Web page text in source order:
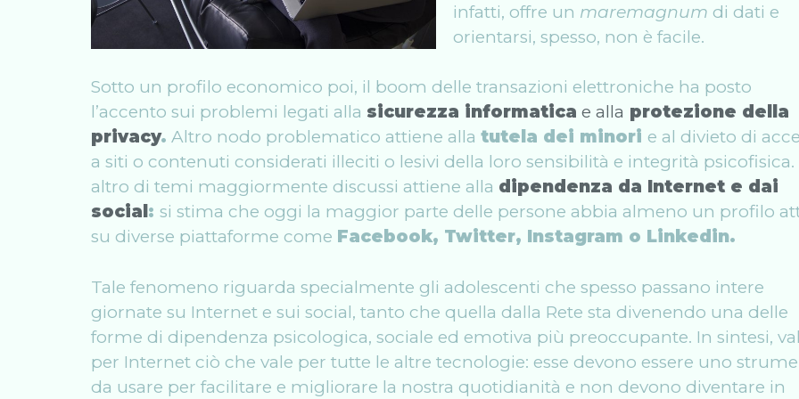
infatti, offre un maremagnum di dati e
orientarsi, spesso, non è facile.
Sotto un profilo economico poi, il boom delle transazioni elettroniche ha posto
l’accento sui problemi legati alla sicurezza informatica e alla protezione della
privacy. Altro nodo problematico attiene alla tutela dei minori e al divieto di
a siti o contenuti considerati illeciti o lesivi della loro sensibilità e integrità psicofisica.
altro di temi maggiormente discussi attiene alla dipendenza da Internet e dai
social : si stima che oggi la maggior parte delle persone abbia almeno un profilo
su diverse piattaforme come Facebook, Twitter, Instagram o Linkedin.
Tale fenomeno riguarda specialmente gli adolescenti che spesso passano intere
giornate su Internet e sui social, tanto che quella dalla Rete sta divenendo una delle
forme di dipendenza psicologica, sociale ed emotiva più preoccupante. In sintesi,
per Internet ciò che vale per tutte le altre tecnologie: esse devono essere uno
da usare per facilitare e migliorare la nostra quotidianità e non devono diventare in